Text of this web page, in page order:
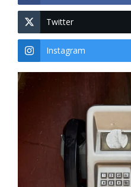
Twitter
Instagram